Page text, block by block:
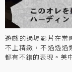
遊戲的過場影片在當
不上精緻，不過透過
都有不錯的表現。美